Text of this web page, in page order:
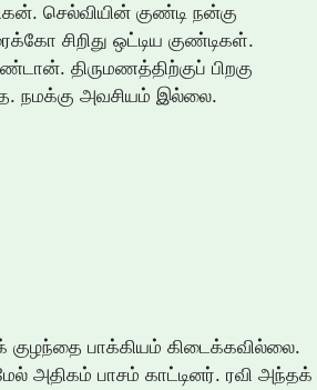
செல்வியின் குண்டி நன்கு
சிறிது ஒட்டிய குண்டிகள்.
திருமணத்திற்குப் பிறகு
நமக்கு அவசியம் இல்லை.
குழந்தை பாக்கியம் கிடைக்கவில்லை.
அதிகம் பாசம் காட்டினர். ரவி அந்தக்